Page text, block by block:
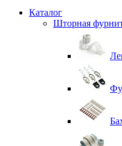
Каталог
Шторная